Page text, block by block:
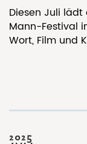
Diesen Juli lädt
Mann-Festival
Wort, Film und
2025